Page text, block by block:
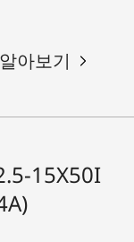
아보기
15X50I